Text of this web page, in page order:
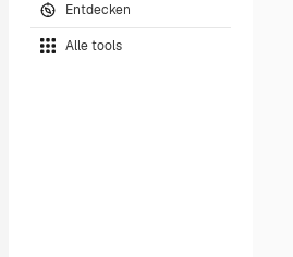
Entdecken
Alle tools